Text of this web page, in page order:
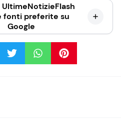
UltimeNotizieFlash
fonti preferite su
Google